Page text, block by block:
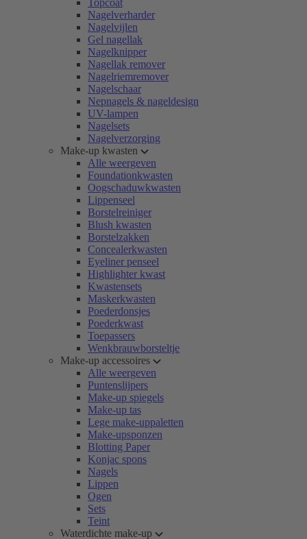
Topcoat
Nagelverharder
Nagelvijlen
Gel nagellak
Nagelknipper
Nagellak remover
Nagelriemremover
Nagelschaar
Nepnagels & nageldesign
UV-lampen
Nagelsets
Nagelverzorging
Make-up kwasten
Alle weergeven
Foundationkwasten
Oogschaduwkwasten
Lippenseel
Borstelreiniger
Blush kwasten
Borstelzakken
Concealerkwasten
Eyeliner penseel
Highlighter kwast
Kwastensets
Maskerkwasten
Poederdonsjes
Poederkwast
Toepassers
Wenkbrauwborsteltje
Make-up accessoires
Alle weergeven
Puntenslijpers
Make-up spiegels
Make-up tas
Lege make-uppaletten
Make-upsponzen
Blotting Paper
Konjac spons
Nagels
Lippen
Ogen
Sets
Teint
Waterdichte make-up